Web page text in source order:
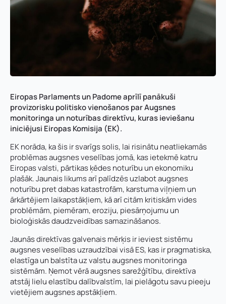
Eiropas Parlaments un Padome aprīlī panākuši
provizorisku politisko vienošanos par Augsnes
monitoringa un noturības direktīvu, kuras ieviešanu
iniciējusi Eiropas Komisija (EK).
EK norāda, ka šis ir svarīgs solis, lai risinātu neatliekamās
problēmas augsnes veselības jomā, kas ietekmē katru
Eiropas valsti, pārtikas ķēdes noturību un ekonomiku
plašāk. Jaunais likums arī palīdzēs uzlabot augsnes
noturību pret dabas katastrofām, karstuma viļņiem un
ārkārtējiem laikapstākļiem, kā arī citām kritiskām vides
problēmām, piemēram, eroziju, piesārņojumu un
bioloģiskās daudzveidības samazināšanos.
Jaunās direktīvas galvenais mērķis ir ieviest sistēmu
augsnes veselības uzraudzībai visā ES, kas ir pragmatiska,
elastīga un balstīta uz valstu augsnes monitoringa
sistēmām. Ņemot vērā augsnes sarežģītību, direktīva
atstāj lielu elastību dalībvalstīm, lai pielāgotu savu pieeju
vietējiem augsnes apstākļiem.